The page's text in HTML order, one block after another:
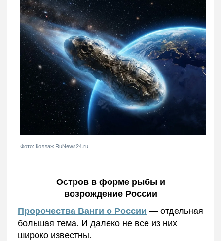
Фото: Коллаж RuNews24.ru
Остров в форме рыбы и
возрождение России
Пророчества Ванги о России — отдельная
большая тема. И далеко не все из них
широко известны.